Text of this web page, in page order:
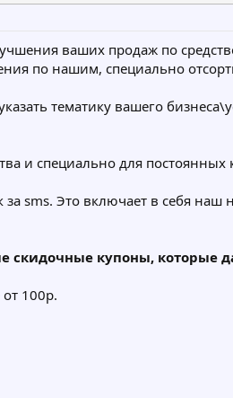
ваших продаж по
по нашим, специально
тематику вашего
и специально для
sms. Это включает в себя наш
скидочные купоны, которые
100р.